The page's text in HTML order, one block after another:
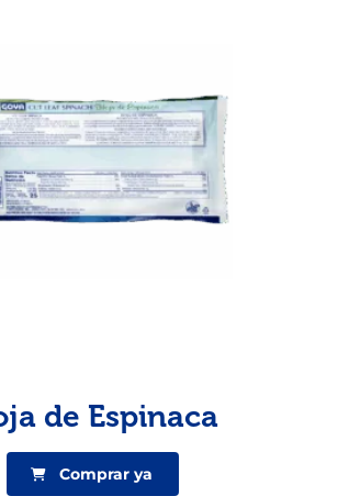
de Espinaca
Comprar ya